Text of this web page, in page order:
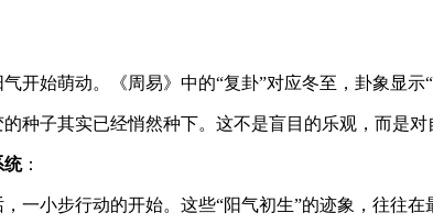
开始萌动。《周易》中的“复卦”对应冬至，卦象显
种子其实已经悄然种下。这不是盲目的乐观，而是对
统：
小步行动的开始。这些“阳气初生”的迹象，往往在